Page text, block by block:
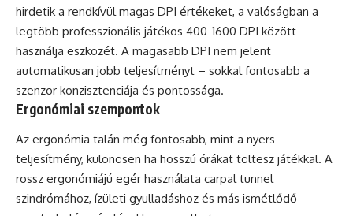
hirdetik a rendkívül magas DPI értékeket, a valóságban a
legtöbb professzionális játékos 400-1600 DPI között
használja eszközét. A magasabb DPI nem jelent
automatikusan jobb teljesítményt – sokkal fontosabb a
szenzor konzisztenciája és pontossága.
Ergonómiai szempontok
Az ergonómia talán még fontosabb, mint a nyers
teljesítmény, különösen ha hosszú órákat töltesz játékkal. A
rossz ergonómiájú egér használata carpal tunnel
szindrómához, ízületi gyulladáshoz és más ismétlődő